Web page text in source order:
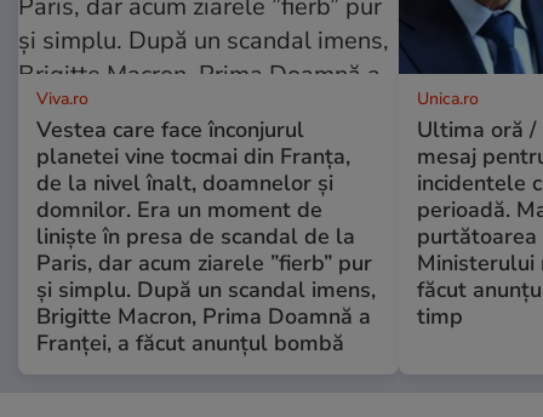
Viva.ro
Vestea care face înconjurul
planetei vine tocmai din Franța,
de la nivel înalt, doamnelor și
domnilor. Era un moment de
liniște în presa de scandal de la
Paris, dar acum ziarele ”fierb” pur
și simplu. După un scandal imens,
Brigitte Macron, Prima Doamnă a
Franței, a făcut anunțul bombă
Unica.ro
Ultima oră /
mesaj
incidentele
perioadă.
purtătoarea
Ministerului
făcut
timp